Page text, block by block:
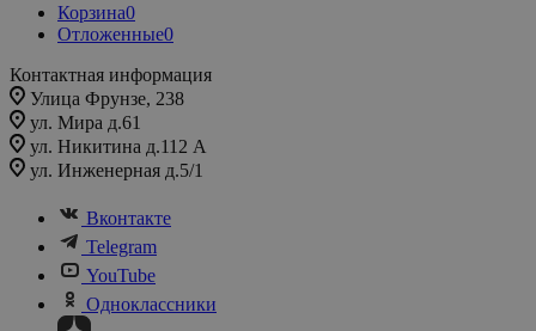
Корзина0
Отложенные0
Контактная информация
Улица Фрунзе, 238​
ул. Мира д.61
ул. Никитина д.112 А
ул. Инженерная д.5/1
Вконтакте
Telegram
YouTube
Одноклассники